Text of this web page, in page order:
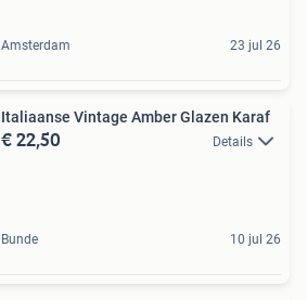
Amsterdam 23 jul 26
Italiaanse Vintage Amber Glazen Karaf
€ 22,50 Details
Bunde 10 jul 26